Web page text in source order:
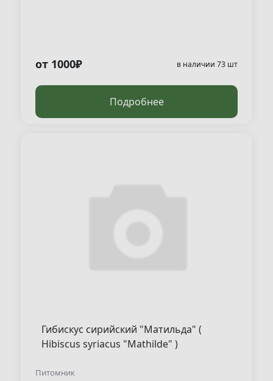
от 1000₽ в наличии 73 шт
Подробнее
Гибискус сирийский "Матильда" (
Hibiscus syriacus "Mathilde" )
Питомник